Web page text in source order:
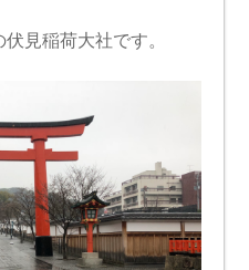
見稲荷大社です。